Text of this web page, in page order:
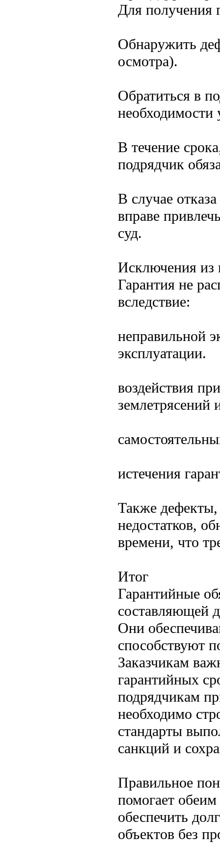
Для получения
Обнаружить
осмотра).
Обратиться в
необходимости
В течение
подрядчик
В случае
вправе
суд.
Исключения из
Гарантия не
вследствие:
неправильной
эксплуатации.
воздействия
землетрясений
истечения
Также
недостатков,
времени, что
Итог
Гарантийные
составляющей
Они
способствуют
Заказчикам
гарантийных
подрядчикам
необходимо
стандарты
санкций и
Правильное
помогает
обеспечить
объектов без